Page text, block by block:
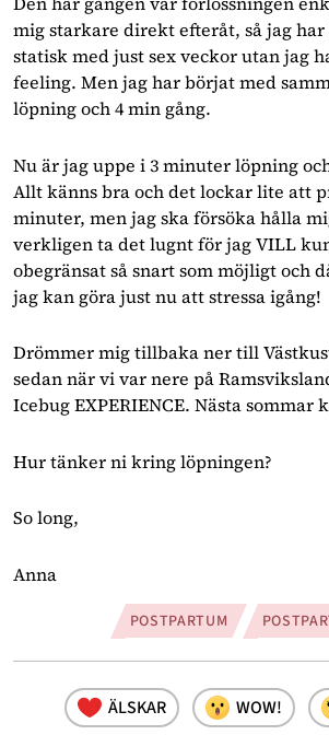
mig starkare direkt efteråt, så jag
statisk med just sex veckor utan jag
feeling. Men jag har börjat med
löpning och 4 min gång.
Nu är jag uppe i 3 minuter löpning
Allt känns bra och det lockar lite att
minuter, men jag ska försöka hålla
verkligen ta det lugnt för jag VILL
obegränsat så snart som möjligt och
jag kan göra just nu att stressa igång!
Drömmer mig tillbaka ner till
sedan när vi var nere på
Icebug EXPERIENCE. Nästa sommar
Hur tänker ni kring löpningen?
So long,
Anna
POSTPARTUM
ÄLSKAR WOW!